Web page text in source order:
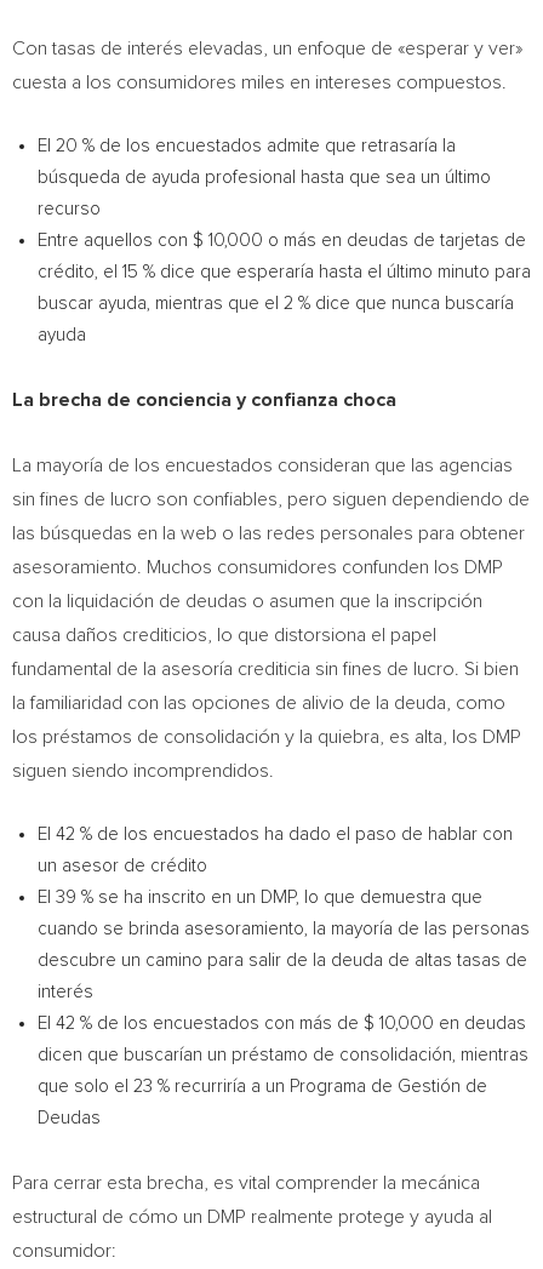
Con tasas de interés elevadas, un enfoque de «esperar y ver»
cuesta a los consumidores miles en intereses compuestos.
El 20 % de los encuestados admite que retrasaría la
búsqueda de ayuda profesional hasta que sea un último
recurso
Entre aquellos con $ 10,000 o más en deudas de tarjetas de
crédito, el 15 % dice que esperaría hasta el último minuto para
buscar ayuda, mientras que el 2 % dice que nunca buscaría
ayuda
La brecha de conciencia y confianza choca
La mayoría de los encuestados consideran que las agencias
sin fines de lucro son confiables, pero siguen dependiendo de
las búsquedas en la web o las redes personales para obtener
asesoramiento. Muchos consumidores confunden los DMP
con la liquidación de deudas o asumen que la inscripción
causa daños crediticios, lo que distorsiona el papel
fundamental de la asesoría crediticia sin fines de lucro. Si bien
la familiaridad con las opciones de alivio de la deuda, como
los préstamos de consolidación y la quiebra, es alta, los DMP
siguen siendo incomprendidos.
El 42 % de los encuestados ha dado el paso de hablar con
un asesor de crédito
El 39 % se ha inscrito en un DMP, lo que demuestra que
cuando se brinda asesoramiento, la mayoría de las personas
descubre un camino para salir de la deuda de altas tasas de
interés
El 42 % de los encuestados con más de $ 10,000 en deudas
dicen que buscarían un préstamo de consolidación, mientras
que solo el 23 % recurriría a un Programa de Gestión de
Deudas
Para cerrar esta brecha, es vital comprender la mecánica
estructural de cómo un DMP realmente protege y ayuda al
consumidor: